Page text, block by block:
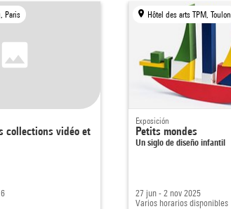
Paris
collections vidéo et
Hôtel des arts TPM, Toulon
Exposición
Petits mondes
Un siglo de diseño infantil
27 jun - 2 nov 2025
Varios horarios disponibles